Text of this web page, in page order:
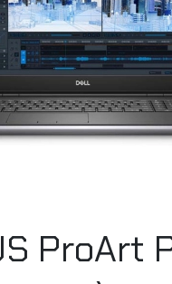
ProArt